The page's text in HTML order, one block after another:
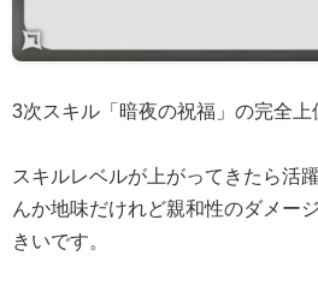
3次スキル「暗夜の祝福」の完全上
スキルレベルが上がってきたら活
んか地味だけれど親和性のダメー
きいです。